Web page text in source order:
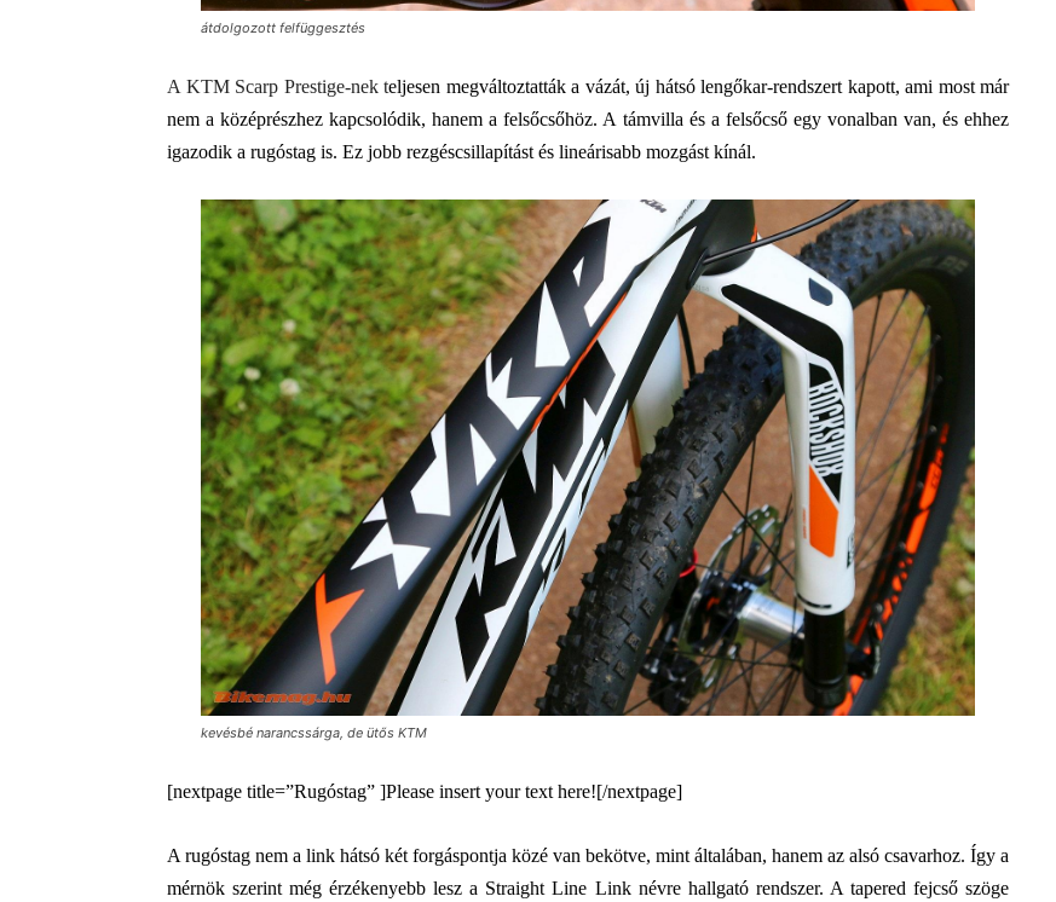
átdolgozott felfüggesztés
A KTM Scarp Prestige-nek teljesen megváltoztatták a vázát, új hátsó lengőkar-rendszert kapott, ami most már
nem a középrészhez kapcsolódik, hanem a felsőcsőhöz. A támvilla és a felsőcső egy vonalban van, és ehhez
igazodik a rugóstag is. Ez jobb rezgéscsillapítást és lineárisabb mozgást kínál.
kevésbé narancssárga, de ütős KTM
[nextpage title=”Rugóstag” ]Please insert your text here![/nextpage]
A rugóstag nem a link hátsó két forgáspontja közé van bekötve, mint általában, hanem az alsó csavarhoz. Így a
mérnök szerint még érzékenyebb lesz a Straight Line Link névre hallgató rendszer. A tapered fejcső szöge